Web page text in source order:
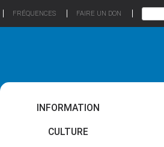
FRÉQUENCES FAIRE UN DON
INFORMATION
CULTURE